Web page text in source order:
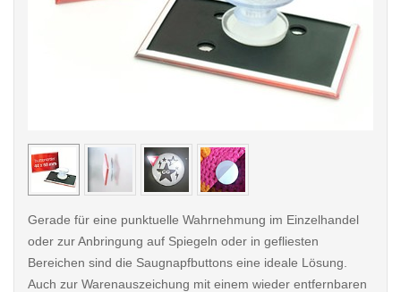
< /picture>
Gerade für eine punktuelle Wahrnehmung im Einzelhandel
oder zur Anbringung auf Spiegeln oder in gefliesten
Bereichen sind die Saugnapfbuttons eine ideale Lösung.
Auch zur Warenauszeichung mit einem wieder entfernbaren